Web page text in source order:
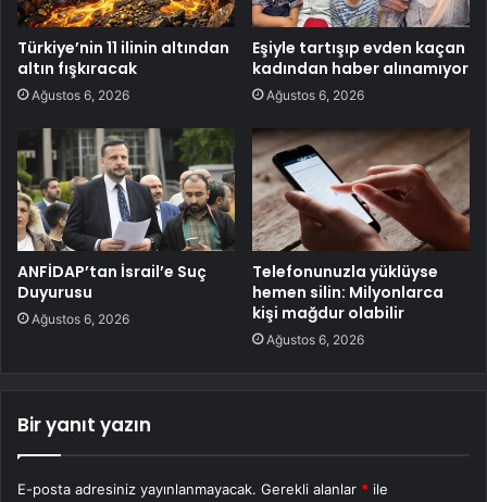
Türkiye’nin 11 ilinin altından
altın fışkıracak
Ağustos 6, 2026
Eşiyle tartışıp evden kaçan
kadından haber alınamıyor
Ağustos 6, 2026
ANFİDAP’tan İsrail’e Suç
Duyurusu
Ağustos 6, 2026
Telefonunuzla yüklüyse
hemen silin: Milyonlarca
kişi mağdur olabilir
Ağustos 6, 2026
Bir yanıt yazın
E-posta adresiniz yayınlanmayacak. Gerekli alanlar * ile